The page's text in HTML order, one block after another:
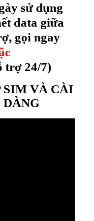
sử dụng
data giữa
gọi ngay
trợ 24/7)
SIM VÀ CÀI
DÀNG